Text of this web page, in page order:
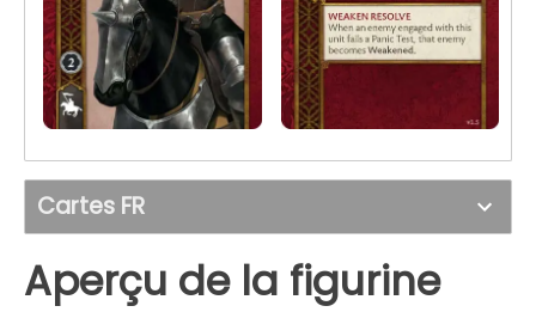
Cartes FR
Aperçu de la figurine